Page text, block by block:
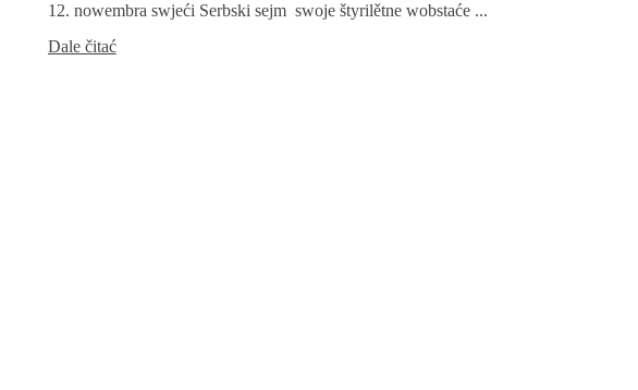
12. nowembra swjeći Serbski sejm swoje štyrilětne wobstaće ...
Dale čitać4